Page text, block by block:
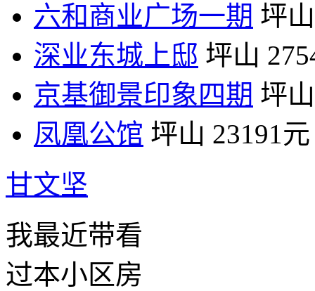
六和商业广场一期 坪山
深业东城上邸 坪山
京基御景印象四期 坪山
凤凰公馆 坪山 23191元
甘文坚
我最近带看
过本小区房